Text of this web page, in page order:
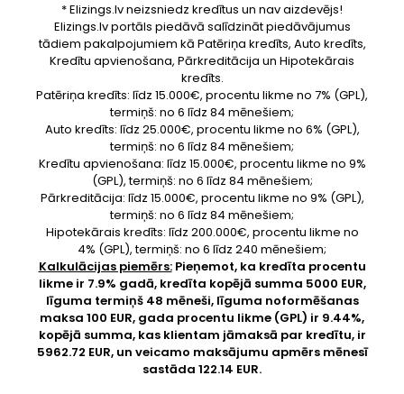
* Elizings.lv neizsniedz kredītus un nav aizdevējs!
Elizings.lv portāls piedāvā salīdzināt piedāvājumus
tādiem pakalpojumiem kā Patēriņa kredīts, Auto kredīts,
Kredītu apvienošana, Pārkreditācija un Hipotekārais
kredīts.
Patēriņa kredīts: līdz 15.000€, procentu likme no 7% (GPL),
termiņš: no 6 līdz 84 mēnešiem;
Auto kredīts: līdz 25.000€, procentu likme no 6% (GPL),
termiņš: no 6 līdz 84 mēnešiem;
Kredītu apvienošana: līdz 15.000€, procentu likme no 9%
(GPL), termiņš: no 6 līdz 84 mēnešiem;
Pārkreditācija: līdz 15.000€, procentu likme no 9% (GPL),
termiņš: no 6 līdz 84 mēnešiem;
Hipotekārais kredīts: līdz 200.000€, procentu likme no
4% (GPL), termiņš: no 6 līdz 240 mēnešiem;
Kalkulācijas piemērs:Pieņemot, ka kredīta procentu
likme ir 7.9% gadā, kredīta kopējā summa 5000 EUR,
līguma termiņš 48 mēneši, līguma noformēšanas
maksa 100 EUR, gada procentu likme (GPL) ir 9.44%,
kopējā summa, kas klientam jāmaksā par kredītu, ir
5962.72 EUR, un veicamo maksājumu apmērs mēnesī
sastāda 122.14 EUR.